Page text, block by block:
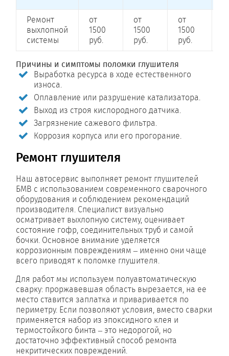
Ремонт
выхлопной
системы
от
1500
руб.
от
1500
руб.
от
1500
руб.
Причины и симптомы поломки глушителя
Выработка ресурса в ходе естественного
износа.
Оплавление или разрушение катализатора.
Выход из строя кислородного датчика.
Загрязнение сажевого фильтра.
Коррозия корпуса или его прогорание.
Ремонт глушителя
Наш автосервис выполняет ремонт глушителей
БМВ с использованием современного сварочного
оборудования и соблюдением рекомендаций
производителя. Специалист визуально
осматривает выхлопную систему, оценивает
состояние гофр, соединительных труб и самой
бочки. Основное внимание уделяется
коррозионным повреждениям – именно они чаще
всего приводят к поломке глушителя.
Для работ мы используем полуавтоматическую
сварку: проржавевшая область вырезается, на ее
место ставится заплатка и приваривается по
периметру. Если позволяют условия, вместо сварки
применяется набор из эпоксидного клея и
термостойкого бинта – это недорогой, но
достаточно эффективный способ ремонта
некритических повреждений.